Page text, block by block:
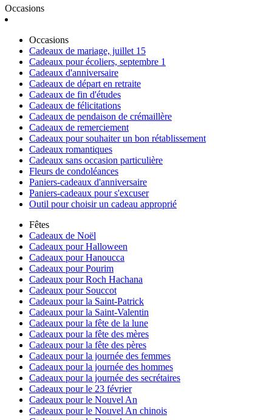
Occasions
Occasions
Cadeaux de mariage, juillet 15
Cadeaux pour écoliers, septembre 1
Cadeaux d'anniversaire
Cadeaux de départ en retraite
Cadeaux de fin d'études
Cadeaux de félicitations
Cadeaux de pendaison de crémaillère
Cadeaux de remerciement
Cadeaux pour souhaiter un bon rétablissement
Cadeaux romantiques
Cadeaux sans occasion particulière
Fleurs de condoléances
Paniers-cadeaux d'anniversaire
Paniers-cadeaux pour s'excuser
Outil pour choisir un cadeau approprié
Fêtes
Cadeaux de Noël
Cadeaux pour Halloween
Cadeaux pour Hanoucca
Cadeaux pour Pourim
Cadeaux pour Roch Hachana
Cadeaux pour Souccot
Cadeaux pour la Saint-Patrick
Cadeaux pour la Saint-Valentin
Cadeaux pour la fête de la lune
Cadeaux pour la fête des mères
Cadeaux pour la fête des pères
Cadeaux pour la journée des femmes
Cadeaux pour la journée des hommes
Cadeaux pour la journée des secrétaires
Cadeaux pour le 23 février
Cadeaux pour le Nouvel An
Cadeaux pour le Nouvel An chinois